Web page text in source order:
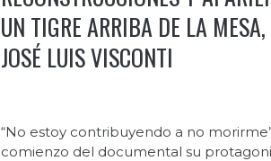
UN TIGRE ARRIBA DE LA
JOSÉ LUIS VISCONTI
“No estoy contribuyendo a no
comienzo del documental su